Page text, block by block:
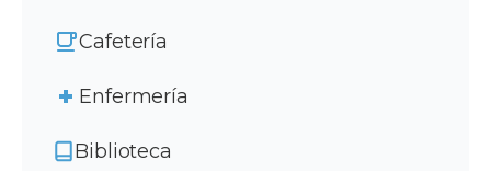
Cafetería
Enfermería
Biblioteca